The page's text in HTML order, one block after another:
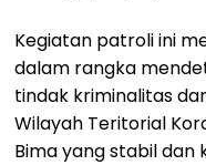
Kegiatan patroli ini
dalam rangka
tindak kriminalitas
Wilayah Teritorial
Bima yang stabil dan